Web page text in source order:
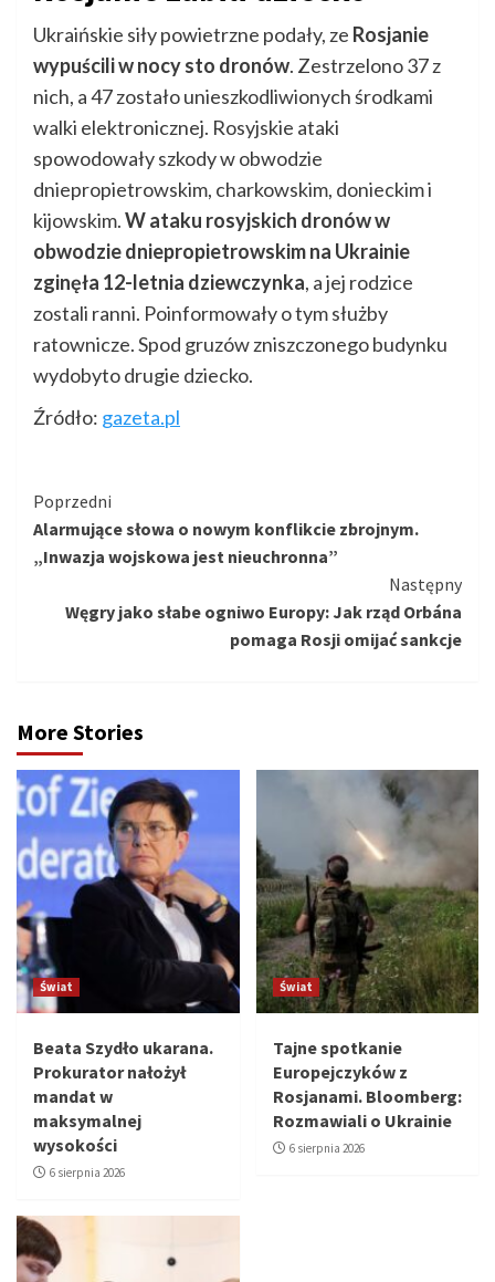
Ukraińskie siły powietrzne podały, ze Rosjanie
wypuścili w nocy sto dronów. Zestrzelono 37 z
nich, a 47 zostało unieszkodliwionych środkami
walki elektronicznej. Rosyjskie ataki
spowodowały szkody w obwodzie
dniepropietrowskim, charkowskim, donieckim i
kijowskim.W ataku rosyjskich dronów w
obwodzie dniepropietrowskim na Ukrainie
zginęła 12-letnia dziewczynka, a jej rodzice
zostali ranni. Poinformowały o tym służby
ratownicze. Spod gruzów zniszczonego budynku
wydobyto drugie dziecko.
Źródło: gazeta.pl
Kontynuuj
czytanie
Poprzedni
Alarmujące słowa o nowym konflikcie zbrojnym.
„Inwazja wojskowa jest nieuchronna”
Następny
Węgry jako słabe ogniwo Europy: Jak rząd Orbána
pomaga Rosji omijać sankcje
More Stories
Świat
Beata Szydło ukarana.
Prokurator nałożył
mandat w
maksymalnej
wysokości
6 sierpnia 2026
Świat
Tajne spotkanie
Europejczyków z
Rosjanami. Bloomberg:
Rozmawiali o Ukrainie
6 sierpnia 2026